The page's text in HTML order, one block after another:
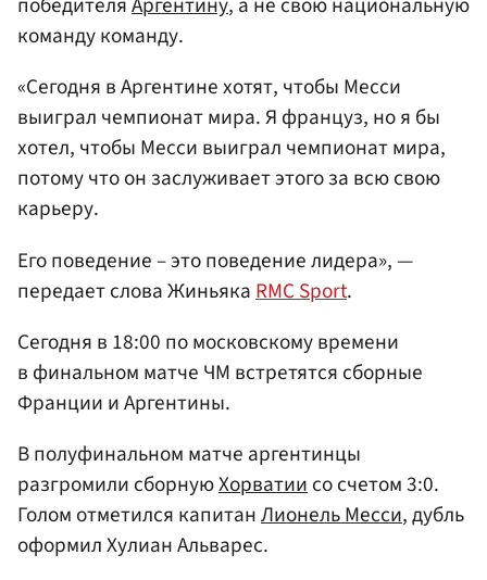
команду команду.
«Сегодня в Аргентине хотят, чтобы Месси
выиграл чемпионат мира. Я француз, но я бы
хотел, чтобы Месси выиграл чемпионат мира,
потому что он заслуживает этого за всю свою
карьеру.
Его поведение – это поведение лидера», —
передает слова Жиньяка RMC Sport.
Сегодня в 18:00 по московскому времени
в финальном матче ЧМ встретятся сборные
Франции и Аргентины.
В полуфинальном матче аргентинцы
разгромили сборнуюХорватиисо счетом 3:0.
Голом отметился капитанЛионель Месси, дубль
оформил Хулиан Альварес.